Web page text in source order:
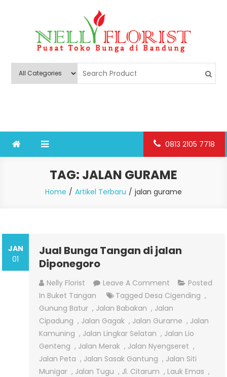
Nelly Florist Bandung
0813 2105 7718
TAG: JALAN GURAME
Home Artikel Terbaru jalan gurame
JAN
01
Jual Bunga Tangan di jalan
Diponegoro
Nelly Florist Leave A Comment On
Jual
Bunga
Tangan
Di
Jalan
Diponegoro
Posted
In Buket Tangan Tagged Desa Cigending ,
Gunung Batur , Jalan Babakan , Jalan
Cipadung , Jalan Gagak , Jalan Gurame , Jalan
Kamuning , Jalan Lingkar Selatan , Jalan Lio
Genteng , Jalan Merak , Jalan Nyengseret ,
Jalan Peta , Jalan Sasak Gantung , Jalan Siti
Munigar , Jalan Tugu , Jl. Citarum , Lauk Emas ,